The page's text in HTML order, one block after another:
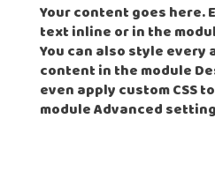
Your content goes here.
text inline or in the
You can also style every
content in the module
even apply custom CSS
module Advanced